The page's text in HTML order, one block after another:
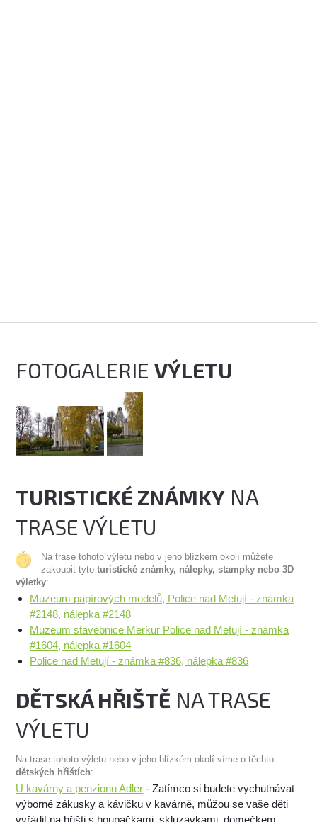
FOTOGALERIEVÝLETU
TURISTICKÉ ZNÁMKY NA
TRASE VÝLETU
Na trase tohoto výletu nebo v jeho blízkém okolí můžete
zakoupit tytoturistické známky, nálepky, stampky nebo 3D
výletky:
Muzeum papírových modelů, Police nad Metují - známka
#2148, nálepka #2148
Muzeum stavebnice Merkur Police nad Metují - známka
#1604, nálepka #1604
Police nad Metují - známka #836, nálepka #836
DĚTSKÁ HŘIŠTĚ NA TRASE
VÝLETU
Na trase tohoto výletu nebo v jeho blízkém okolí víme o těchto
dětských hřištích:
U kavárny a penzionu Adler - Zatímco si budete vychutnávat
výborné zákusky a kávičku v kavárně, můžou se vaše děti
vyřádit na hřišti s houpačkami, skluzavkami, domečkem